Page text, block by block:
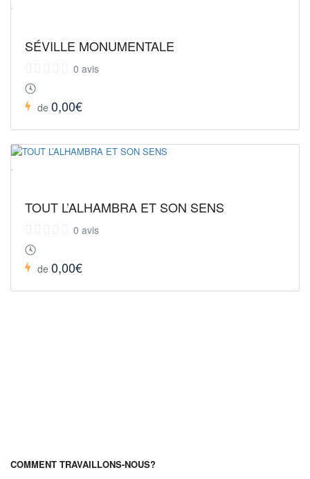
SÉVILLE MONUMENTALE
0 avis
de 0,00€
TOUT L’ALHAMBRA ET SON SENS
0 avis
de 0,00€
COMMENT TRAVAILLONS-NOUS?